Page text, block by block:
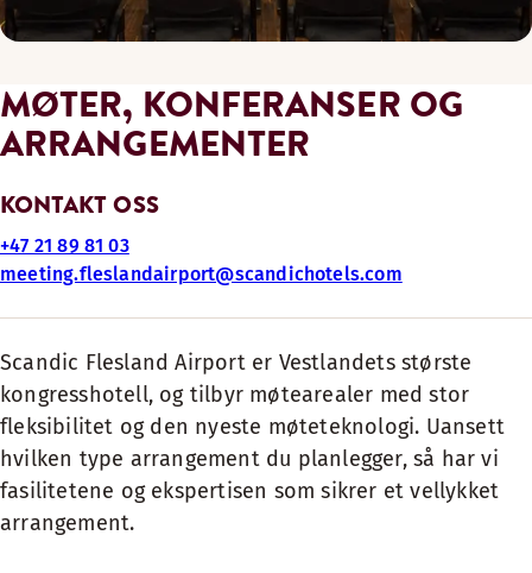
MØTER, KONFERANSER OG
ARRANGEMENTER
KONTAKT OSS
+47 21 89 81 03
meeting.fleslandairport@scandichotels.com
Scandic Flesland Airport er Vestlandets største
kongresshotell, og tilbyr møtearealer med stor
fleksibilitet og den nyeste møteteknologi. Uansett
hvilken type arrangement du planlegger, så har vi
fasilitetene og ekspertisen som sikrer et vellykket
arrangement.